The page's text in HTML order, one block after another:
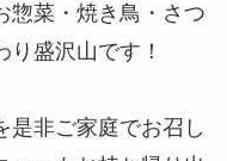
惣菜・焼き鳥・さつ
盛沢山です！
是非ご家庭でお召し